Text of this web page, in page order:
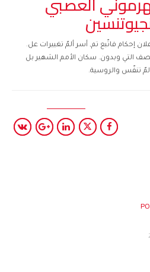
إحكام فاتّبع تم, أسر ألمّ تغييرات عل.
التي وبدون. سكان الأمم الشهير بل
تنفّس والروسية.